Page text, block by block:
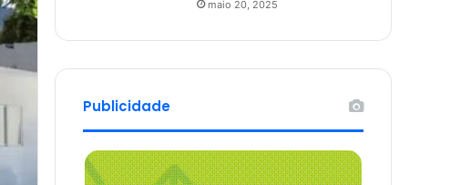
maio 20, 2025
Publicidade